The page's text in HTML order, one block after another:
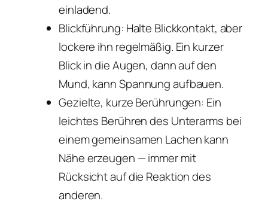
einladend.
Blickführung: Halte Blickkontakt, aber
lockere ihn regelmäßig. Ein kurzer
Blick in die Augen, dann auf den
Mund, kann Spannung aufbauen.
Gezielte, kurze Berührungen: Ein
leichtes Berühren des Unterarms bei
einem gemeinsamen Lachen kann
Nähe erzeugen — immer mit
Rücksicht auf die Reaktion des
anderen.